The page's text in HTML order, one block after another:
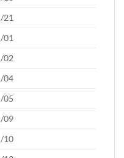
/21
/01
/02
/04
/05
/09
/10